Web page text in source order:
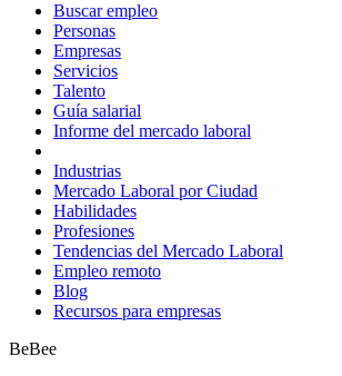
Buscar empleo
Personas
Empresas
Servicios
Talento
Guía salarial
Informe del mercado laboral
Industrias
Mercado Laboral por Ciudad
Habilidades
Profesiones
Tendencias del Mercado Laboral
Empleo remoto
Blog
Recursos para empresas
BeBee